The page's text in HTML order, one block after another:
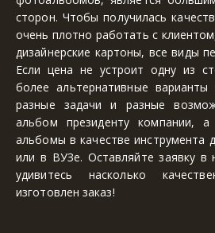
сторон. Чтобы получилась
очень плотно работать с
дизайнерские картоны, все виды
Если цена не устроит одну из
более альтернативные варианты
разные задачи и разные
альбом президенту компании, а
альбомы в качестве инструмента
или в ВУЗе. Оставляйте заявку
удивитесь насколько
изготовлен заказ!